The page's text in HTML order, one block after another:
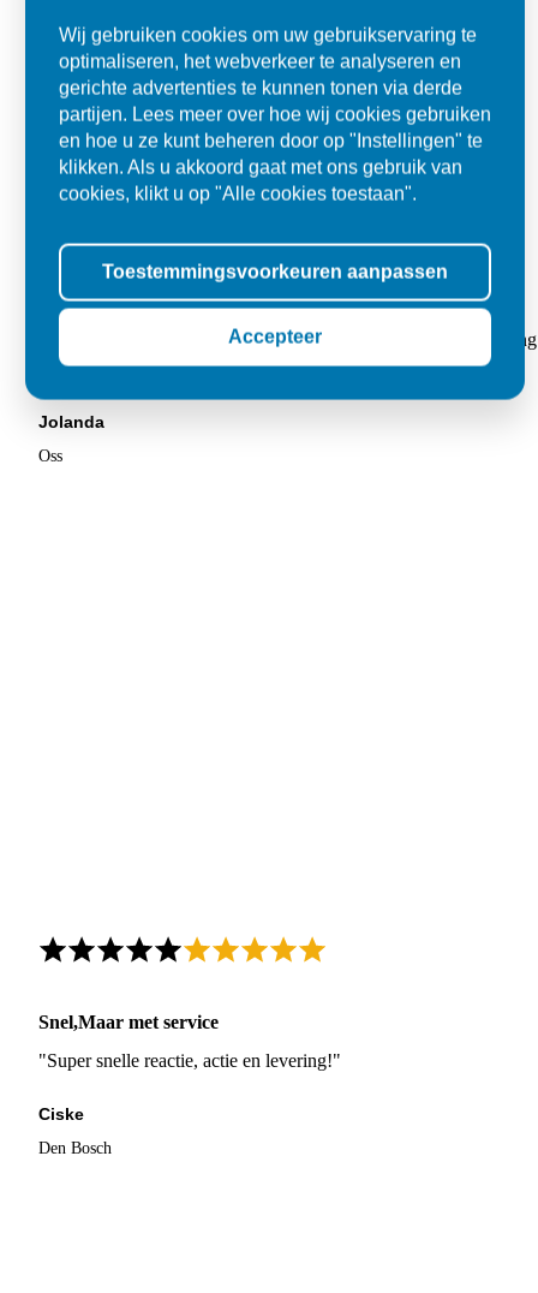
Super
"Goed geholpen bij aankoop en zeer klantvriendelijk. De
tegels voor in de tuin."
Jolanda
Oss
Snel,Maar met service
"Super snelle reactie, actie en levering!"
Ciske
Den Bosch
Wij gebruiken cookies om uw gebruikservaring te
optimaliseren, het webverkeer te analyseren en
gerichte advertenties te kunnen tonen via derde
partijen. Lees meer over hoe wij cookies gebruiken
en hoe u ze kunt beheren door op "Instellingen" te
klikken. Als u akkoord gaat met ons gebruik van
cookies, klikt u op "Alle cookies toestaan".
Toestemmingsvoorkeuren aanpassen
Accepteer